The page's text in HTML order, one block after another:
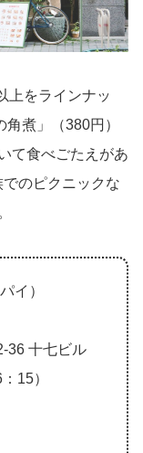
上をラインナッ
煮」（380円）
て食べごたえがあ
のピクニックな
イ）
36 十七ビル
15）